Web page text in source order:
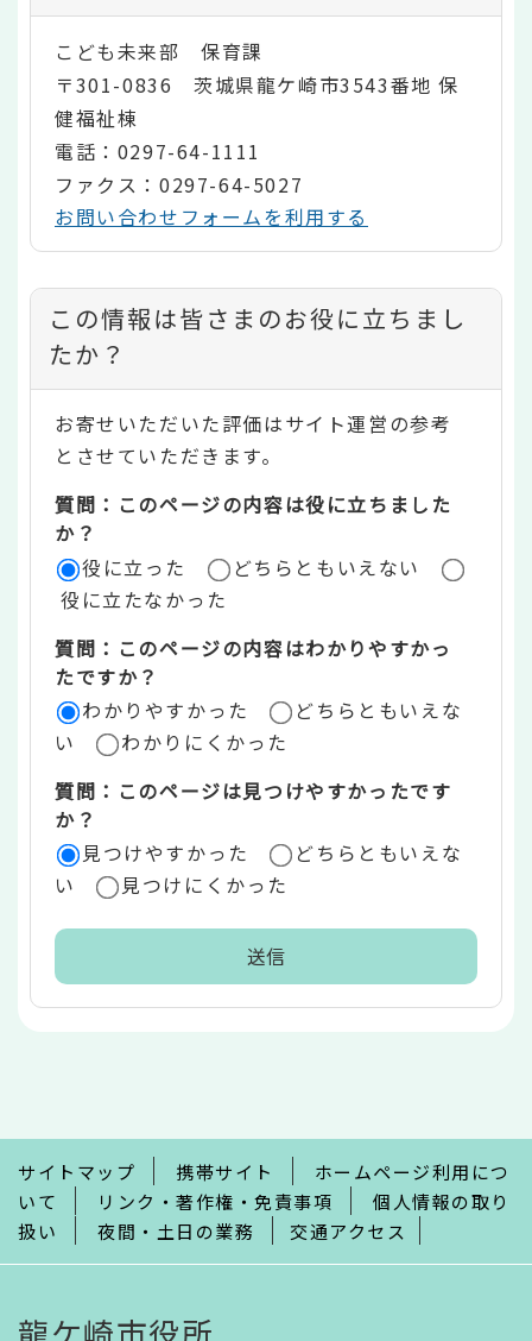
こども未来部 保育課
〒301-0836 茨城県龍ケ崎市3543番地 保
健福祉棟
電話：0297-64-1111
ファクス：0297-64-5027
お問い合わせフォームを利用する
コ
ン
テ
ン
ツ
評
価
リ
ア
この情報は皆さまのお役に立ちまし
たか？
お寄せいただいた評価はサイト運営の参考
とさせていただきます。
質問：このページの内容は役に立ちました
か？
役に立った
どちらともいえない
役に立たなかった
質問：このページの内容はわかりやすかっ
たですか？
わかりやすかった
どちらともいえな
い
わかりにくかった
質問：このページは見つけやすかったです
か？
見つけやすかった
どちらともいえな
い
見つけにくかった
で
サイトマップ 携帯サイト
ホームページ利用につ
いて
リンク・著作権・免責事項
個人情報の取り
扱い
夜間・土日の業務 交通アクセス
龍ケ崎市役所